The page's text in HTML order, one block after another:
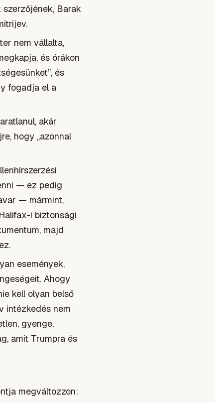
Barak
nem vállalta,
és órákon
és
fogadja el a
akár
hogy „azonnal
— ez pedig
— mármint,
i biztonsági
majd
események,
Ahogy
kell olyan belső
intézkedés nem
gyenge,
amit Trumpra és
megváltozzon: